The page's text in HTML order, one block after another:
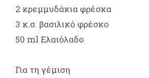
2 κρεμμυδάκια φρέσκα
3 κ.σ. βασιλικό φρέσκο
50 ml Ελαιόλαδο
Για τη γέμιση